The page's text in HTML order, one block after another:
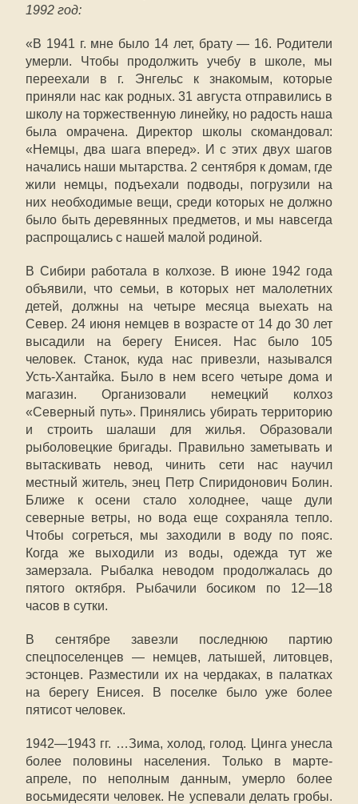
1992 год:
«В 1941 г. мне было 14 лет, брату — 16. Родители
умерли. Чтобы продолжить учебу в школе, мы
переехали в г. Энгельс к знакомым, которые
приняли нас как родных. 31 августа отправились в
школу на торжественную линейку, но радость наша
была омрачена. Директор школы скомандовал:
«Немцы, два шага вперед». И с этих двух шагов
начались наши мытарства. 2 сентября к домам, где
жили немцы, подъехали подводы, погрузили на
них необходимые вещи, среди которых не должно
было быть деревянных предметов, и мы навсегда
распрощались с нашей малой родиной.
В Сибири работала в колхозе. В июне 1942 года
объявили, что семьи, в которых нет малолетних
детей, должны на четыре месяца выехать на
Север. 24 июня немцев в возрасте от 14 до 30 лет
высадили на берегу Енисея. Нас было 105
человек. Станок, куда нас привезли, назывался
Усть-Хантайка. Было в нем всего четыре дома и
магазин. Организовали немецкий колхоз
«Северный путь». Принялись убирать территорию
и строить шалаши для жилья. Образовали
рыболовецкие бригады. Правильно заметывать и
вытаскивать невод, чинить сети нас научил
местный житель, энец Петр Спиридонович Болин.
Ближе к осени стало холоднее, чаще дули
северные ветры, но вода еще сохраняла тепло.
Чтобы согреться, мы заходили в воду по пояс.
Когда же выходили из воды, одежда тут же
замерзала. Рыбалка неводом продолжалась до
пятого октября. Рыбачили босиком по 12—18
часов в сутки.
В сентябре завезли последнюю партию
спецпоселенцев — немцев, латышей, литовцев,
эстонцев. Разместили их на чердаках, в палатках
на берегу Енисея. В поселке было уже более
пятисот человек.
1942—1943 гг. …Зима, холод, голод. Цинга унесла
более половины населения. Только в марте-
апреле, по неполным данным, умерло более
восьмидесяти человек. Не успевали делать гробы.